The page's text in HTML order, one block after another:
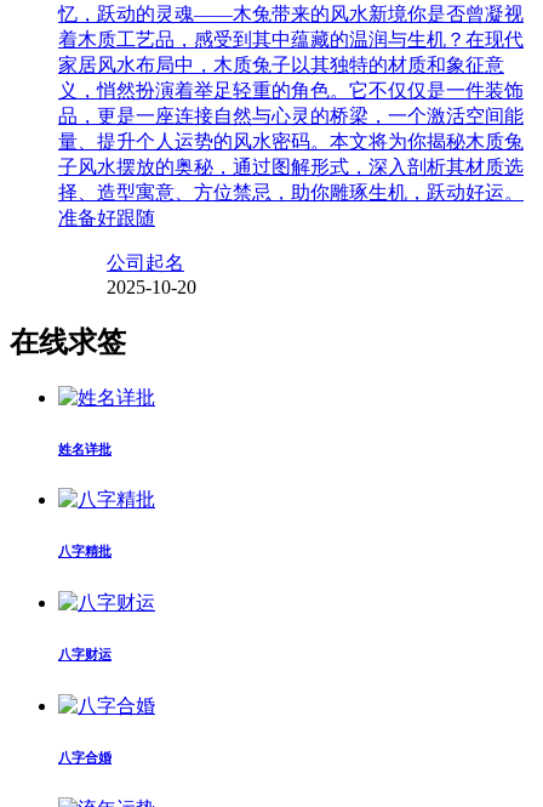
忆，跃动的灵魂——木兔带来的风水新境你是否曾凝视
着木质工艺品，感受到其中蕴藏的温润与生机？在现代
家居风水布局中，木质兔子以其独特的材质和象征意
义，悄然扮演着举足轻重的角色。它不仅仅是一件装饰
品，更是一座连接自然与心灵的桥梁，一个激活空间能
量、提升个人运势的风水密码。本文将为你揭秘木质兔
子风水摆放的奥秘，通过图解形式，深入剖析其材质选
择、造型寓意、方位禁忌，助你雕琢生机，跃动好运。
准备好跟随
公司起名
2025-10-20
在线求签
姓名详批
八字精批
八字财运
八字合婚